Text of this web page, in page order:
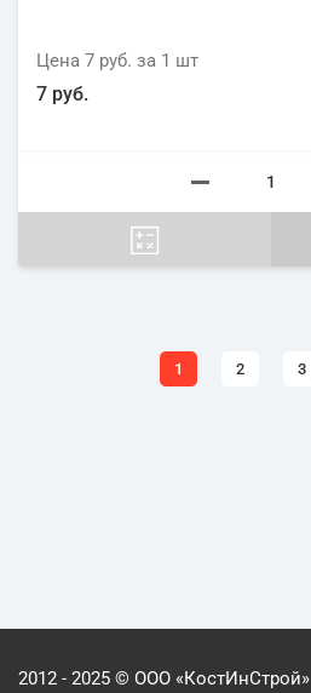
Цена 7 руб. за 1 шт
7 руб.
1 2 3
2012 - 2025 © ООО «КостИнСтрой»